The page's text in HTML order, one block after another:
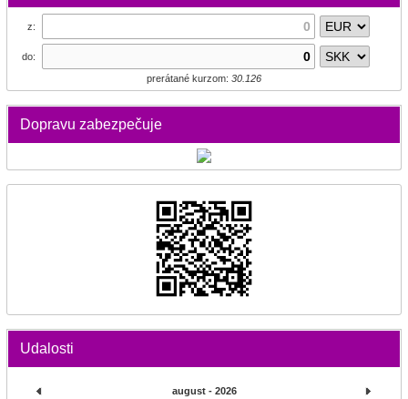
z:
do:
prerátané kurzom: 30.126
Dopravu zabezpečuje
Udalosti
august - 2026